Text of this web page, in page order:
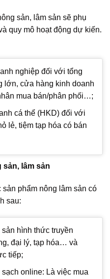
sản, lâm sản sẽ phụ
quy mô hoạt động dự kiến.
nghiệp đối với tổng
lớn, cửa hàng kinh doanh
mua bán/phân phối…;
cá thể (HKD) đối với
lẻ, tiệm tạp hóa có bán
sản, lâm sản
phẩm nông lâm sản có
sau:
hình thức truyền
đại lý, tạp hóa… và
tiếp;
online: Là việc mua